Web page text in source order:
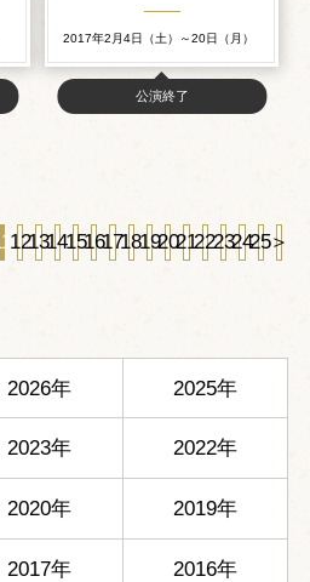
2017年2月4日（土）～20日（月）
公演終了
1213141516171819202122232425＞
2026年 2025年
2023年 2022年
2020年 2019年
2017年 2016年